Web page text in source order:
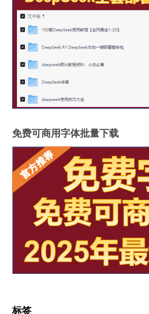
免费可商用字体批量下载
标签